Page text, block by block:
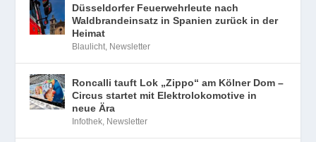
Düsseldorfer Feuerwehrleute nach
Waldbrandeinsatz in Spanien zurück in der
Heimat
Blaulicht, Newsletter
Roncalli tauft Lok „Zippo“ am Kölner Dom –
Circus startet mit Elektrolokomotive in
neue Ära
Infothek, Newsletter